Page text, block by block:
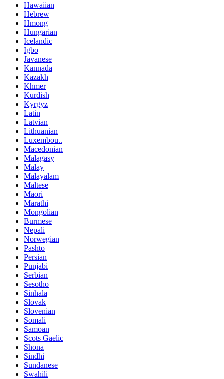
Hawaiian
Hebrew
Hmong
Hungarian
Icelandic
Igbo
Javanese
Kannada
Kazakh
Khmer
Kurdish
Kyrgyz
Latin
Latvian
Lithuanian
Luxembou..
Macedonian
Malagasy
Malay
Malayalam
Maltese
Maori
Marathi
Mongolian
Burmese
Nepali
Norwegian
Pashto
Persian
Punjabi
Serbian
Sesotho
Sinhala
Slovak
Slovenian
Somali
Samoan
Scots Gaelic
Shona
Sindhi
Sundanese
Swahili